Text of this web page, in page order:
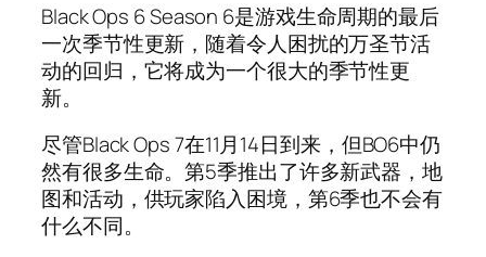
Black Ops 6 Season 6是游戏生命周期的最后
一次季节性更新，随着令人困扰的万圣节活
动的回归，它将成为一个很大的季节性更
新。
尽管Black Ops 7在11月14日到来，但BO6中仍
然有很多生命。第5季推出了许多新武器，地
图和活动，供玩家陷入困境，第6季也不会有
什么不同。